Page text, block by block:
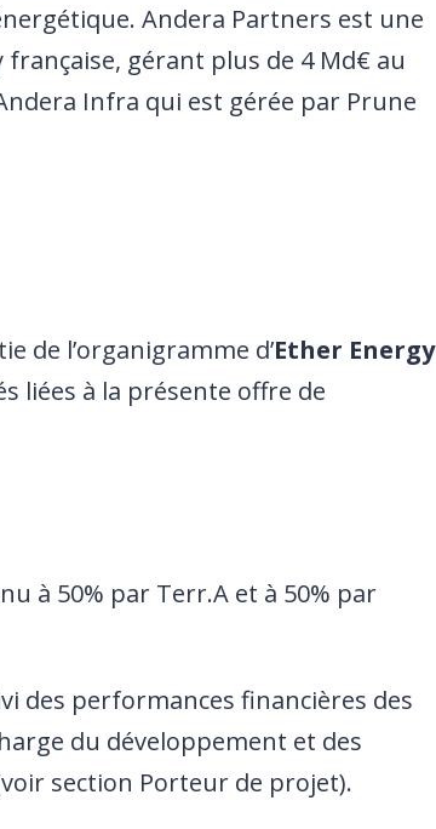
Andera Partners est une
gérant plus de 4 Md€ au
Infra qui est gérée par Prune
de l’organigramme d’Ether Energy
liées à la présente offre de
à 50% par Terr.A et à 50% par
des performances financières des
du développement et des
section Porteur de projet).